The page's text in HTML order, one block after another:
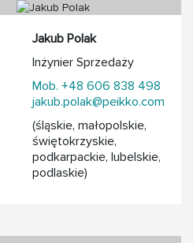
Jakub Polak
Inżynier Sprzedaży
Mob. +48 606 838 498
jakub.polak@peikko.com
(śląskie, małopolskie,
świętokrzyskie,
podkarpackie, lubelskie,
podlaskie)